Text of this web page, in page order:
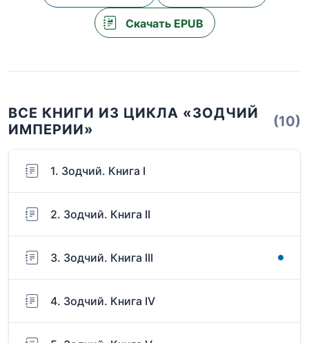
Скачать EPUB
ВСЕ КНИГИ ИЗ ЦИКЛА «ЗОДЧИЙ
ИМПЕРИИ»
(10)
1. Зодчий. Книга I
2. Зодчий. Книга II
3. Зодчий. Книга III
4. Зодчий. Книга IV